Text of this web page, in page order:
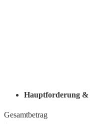
Hauptforderung &
Gesamtbetrag